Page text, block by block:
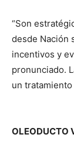
“Son
desde Nación
incentivos y
pronunciado.
un tratamiento
OLEODUCTO